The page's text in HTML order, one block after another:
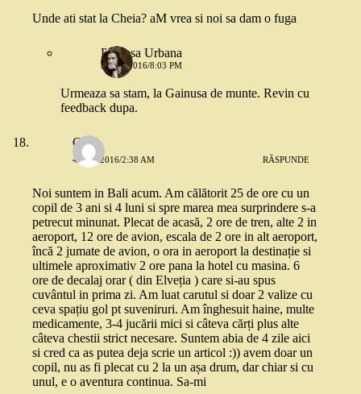
Unde ati stat la Cheia? aM vrea si noi sa dam o fuga
Printesa Urbana
3 MAI 2016/8:03 PM
Urmeaza sa stam, la Gainusa de munte. Revin cu
feedback dupa.
Cam
4 MAI 2016/2:38 AM RĂSPUNDE
Noi suntem in Bali acum. Am călătorit 25 de ore cu un
copil de 3 ani si 4 luni si spre marea mea surprindere s-a
petrecut minunat. Plecat de acasă, 2 ore de tren, alte 2 in
aeroport, 12 ore de avion, escala de 2 ore in alt aeroport,
încă 2 jumate de avion, o ora in aeroport la destinație si
ultimele aproximativ 2 ore pana la hotel cu masina. 6
ore de decalaj orar ( din Elveția ) care si-au spus
cuvântul in prima zi. Am luat carutul si doar 2 valize cu
ceva spațiu gol pt suveniruri. Am înghesuit haine, multe
medicamente, 3-4 jucării mici si câteva cărți plus alte
câteva chestii strict necesare. Suntem abia de 4 zile aici
si cred ca as putea deja scrie un articol :)) avem doar un
copil, nu as fi plecat cu 2 la un așa drum, dar chiar si cu
unul, e o aventura continua. Sa-mi